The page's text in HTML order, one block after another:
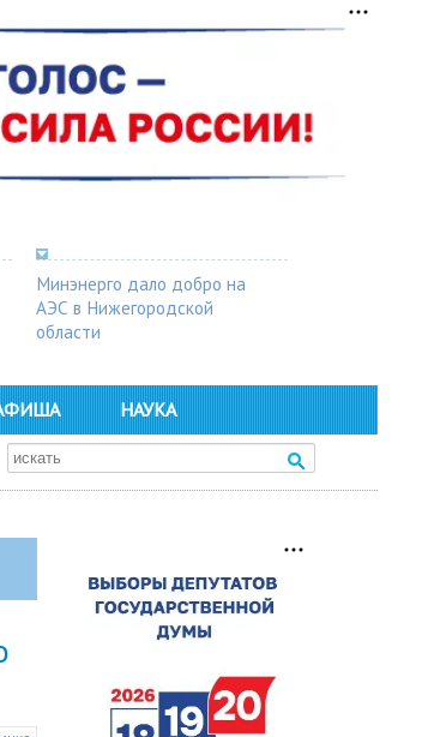
Минэнерго дало добро на
АЭС в Нижегородской
области
НАУКА